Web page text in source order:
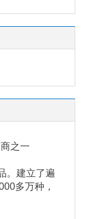
之一
。建立了遍
多万种，